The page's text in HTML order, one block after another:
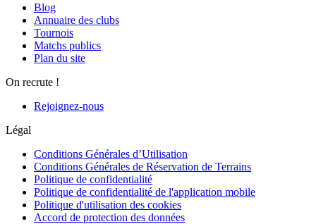
Blog
Annuaire des clubs
Tournois
Matchs publics
Plan du site
On recrute !
Rejoignez-nous
Légal
Conditions Générales d’Utilisation
Conditions Générales de Réservation de Terrains
Politique de confidentialité
Politique de confidentialité de l'application mobile
Politique d'utilisation des cookies
Accord de protection des données